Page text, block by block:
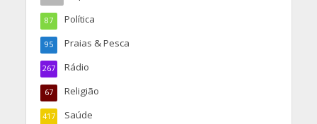
Política
87
Praias & Pesca
95
Rádio
267
Religião
67
Saúde
417